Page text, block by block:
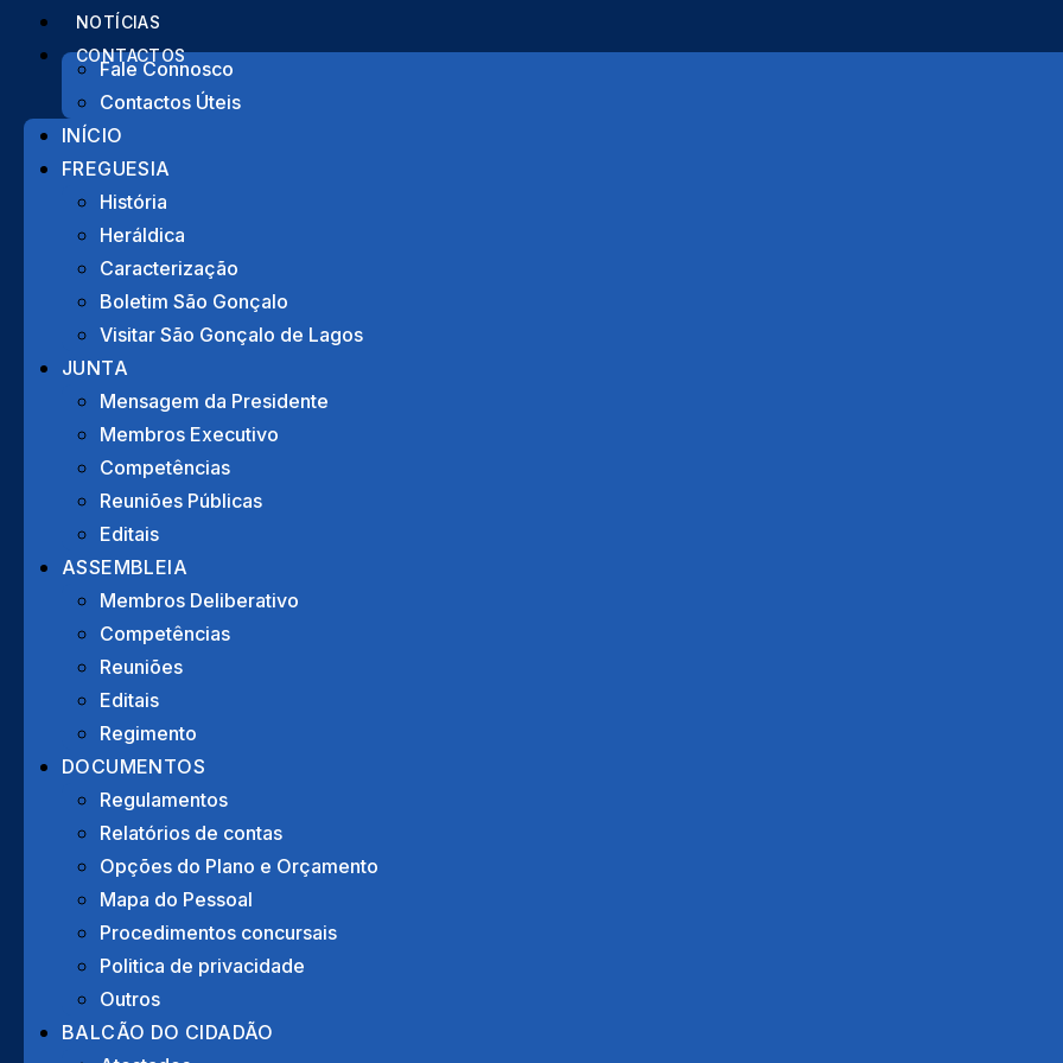
NOTÍCIAS
CONTACTOS
Fale Connosco
Contactos Úteis
INÍCIO
FREGUESIA
História
Heráldica
Caracterização
Boletim São Gonçalo
Visitar São Gonçalo de Lagos
JUNTA
Mensagem da Presidente
Membros Executivo
Competências
Reuniões Públicas
Editais
ASSEMBLEIA
Membros Deliberativo
Competências
Reuniões
Editais
Regimento
DOCUMENTOS
Regulamentos
Relatórios de contas
Opções do Plano e Orçamento
Mapa do Pessoal
Procedimentos concursais
Politica de privacidade
Outros
BALCÃO DO CIDADÃO
Morada
Rua das Juntas de Freguesia, Lote 12 – R/C
8600-706 Lagos
Copyright © 2022 Junta de Freguesia de São Gonçalo de Lagos, todos os direitos reservados.